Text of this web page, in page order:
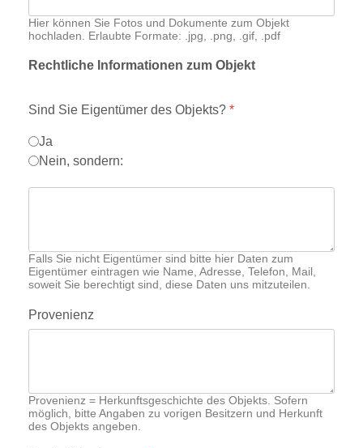
Hier können Sie Fotos und Dokumente zum Objekt
hochladen. Erlaubte Formate: .jpg, .png, .gif, .pdf
Rechtliche Informationen zum Objekt
Sind Sie Eigentümer des Objekts? *
Ja
Nein, sondern:
Falls Sie nicht Eigentümer sind bitte hier Daten zum
Eigentümer eintragen wie Name, Adresse, Telefon, Mail,
soweit Sie berechtigt sind, diese Daten uns mitzuteilen.
Provenienz
Provenienz = Herkunftsgeschichte des Objekts. Sofern
möglich, bitte Angaben zu vorigen Besitzern und Herkunft
des Objekts angeben.